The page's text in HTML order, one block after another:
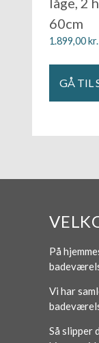
60cm
1.899,00kr.
GÅ TIL
På
Vi har
Så slipper